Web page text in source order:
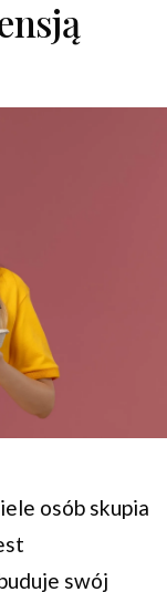
osób skupia
swój